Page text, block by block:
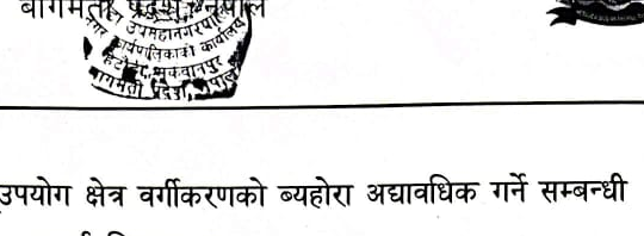
हेटौंडा उपमहानगरपालिकाको सूची दर्ता सम्बन्धी सूचना
चुरियामाई सुरुङको संरक्षण तथा व्यवस्थापनको जिम्मेवारी
पोषाक र परिचयपत्र अनिवार्य लगाउने सम्बन्धमा ।
सविन न्यौपाने